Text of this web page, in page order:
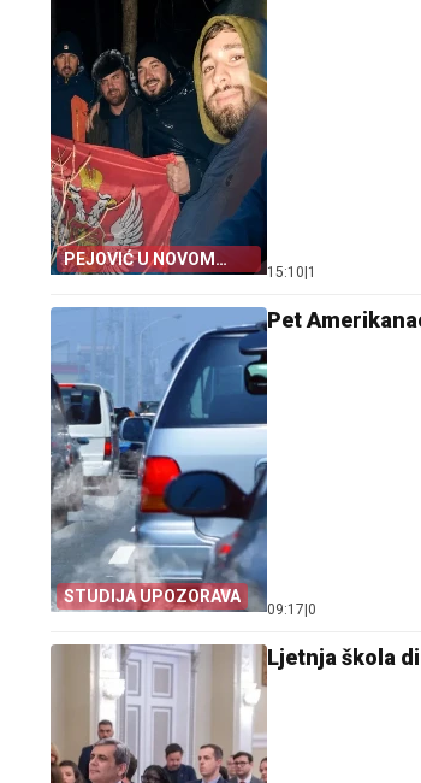
PEJOVIĆ U NOVOM
POLITIČKOM RUHU
15:10 1
STUDIJA UPOZORAVA
Pet
09:17 0
Ljetnja škola